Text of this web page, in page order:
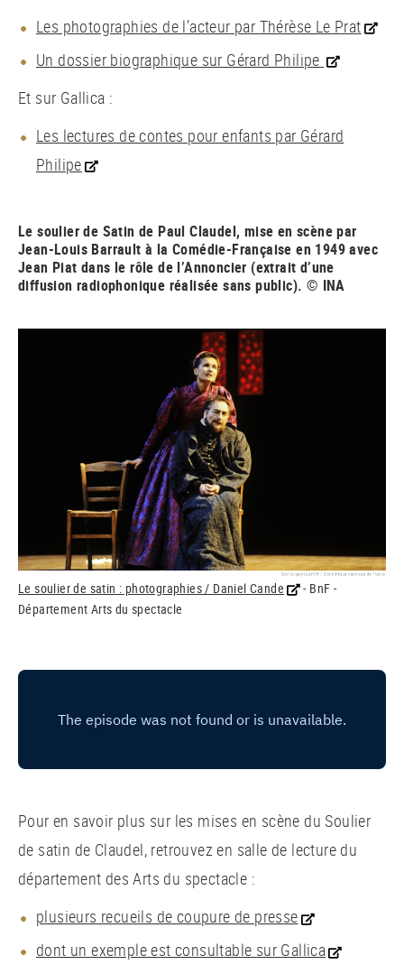
Les photographies de l’acteur par Thérèse Le Prat
Un dossier biographique sur Gérard Philipe
Et sur Gallica :
Les lectures de contes pour enfants par Gérard
Philipe
Le soulier de Satin de Paul Claudel, mise en scène par
Jean-Louis Barrault à la Comédie-Française en 1949 avec
Jean Piat dans le rôle de l’Annoncier (extrait d’une
diffusion radiophonique réalisée sans public). © INA
Le soulier de satin : photographies / Daniel Cande
- BnF -
Département Arts du spectacle
Pour en savoir plus sur les mises en scène du Soulier
de satin de Claudel, retrouvez en salle de lecture du
département des Arts du spectacle :
plusieurs recueils de coupure de presse
dont un exemple est consultable sur Gallica